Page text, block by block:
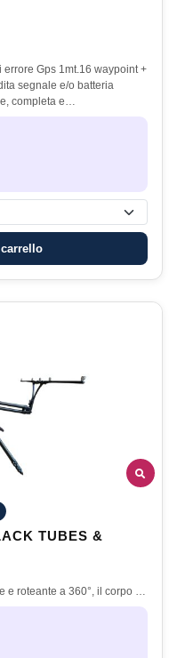
Gps 1mt.16 waypoint +
segnale e/o batteria
completa e…
TUBES &
e roteante a 360°, il corpo …